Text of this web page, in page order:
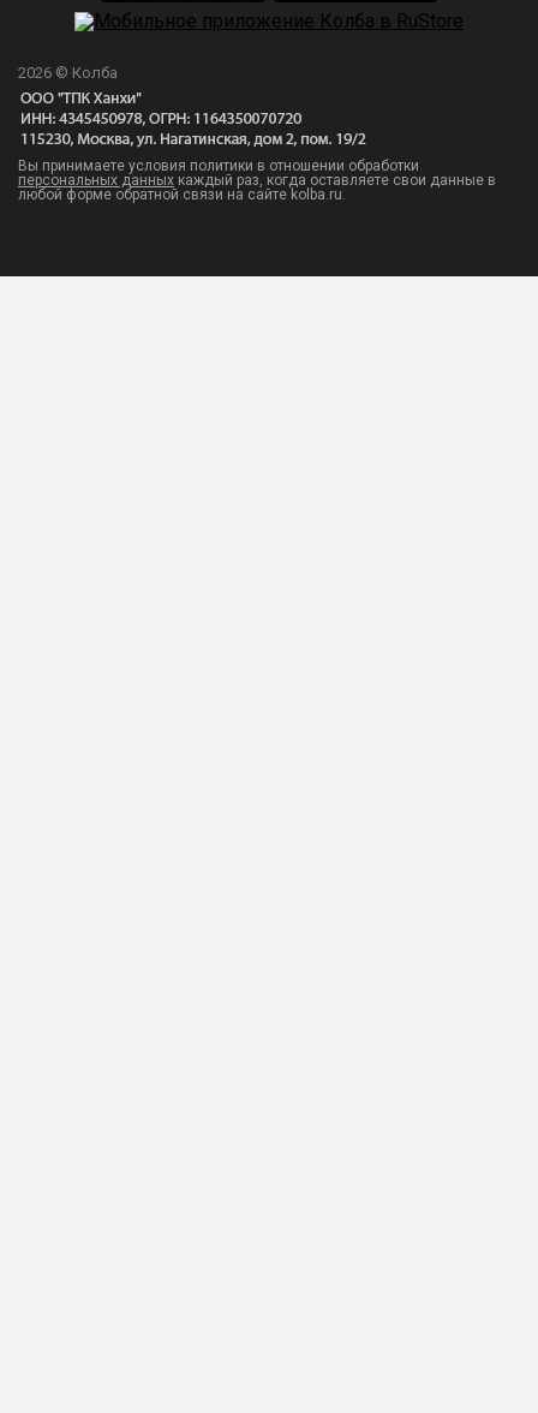
2026 © Колба
Вы принимаете условия политики в отношении обработки
персональных данных каждый раз, когда оставляете свои данные в
любой форме обратной связи на сайте kolba.ru.